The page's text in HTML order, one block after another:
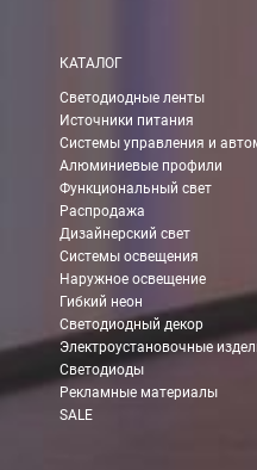
Вы можете
В Москве (внутри
БЕСПЛАТНАЯ доставка при
При заказе менее 7000
В Москве и МО (за
При заказе от 7000 руб.
При заказе менее 7000
В Санкт-Петербурге
КАТАЛОГ
Светодиодные ленты
Источники питания
Системы управления и
Алюминиевые профили
Функциональный свет
Распродажа
Дизайнерский свет
Системы освещения
Наружное освещение
Гибкий неон
Светодиодный декор
Электроустановочные
Светодиоды
Рекламные материалы
SALE